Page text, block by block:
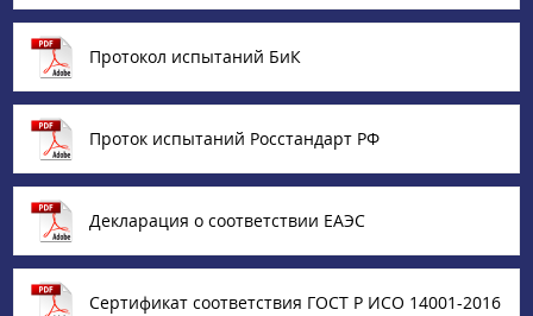
Протокол испытаний БиК
Проток испытаний Росстандарт РФ
Декларация о соответствии ЕАЭС
Сертификат соответствия ГОСТ Р ИСО 14001-2016